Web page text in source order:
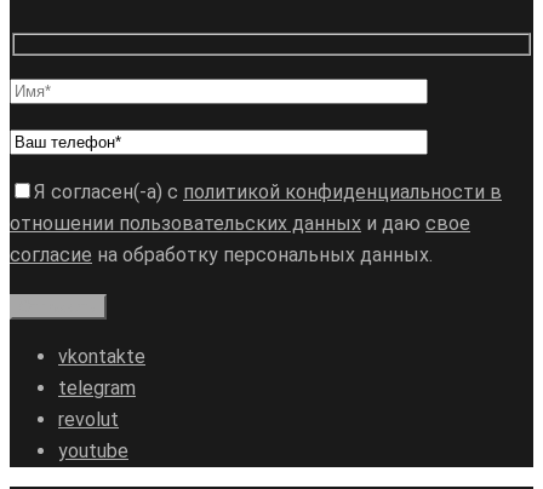
Я согласен(-а) с политикой конфиденциальности в
отношении пользовательских данных и даю свое
согласие на обработку персональных данных.
vkontakte
telegram
revolut
youtube